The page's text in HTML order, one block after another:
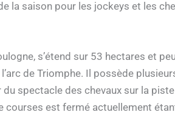
la saison pour les jockeys et les
s’étend sur 53 hectares et
de Triomphe. Il possède
spectacle des chevaux sur la
courses est fermé actuellement